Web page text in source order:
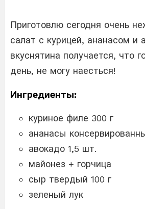
Приготовлю сегодня очень
салат с курицей, ананасом и
вкуснятина получается, что
день, не могу наесться!
Ингредиенты:
куриное филе 300 г
ананасы
авокадо 1,5 шт.
майонез + горчица
сыр твердый 100 г
зеленый лук